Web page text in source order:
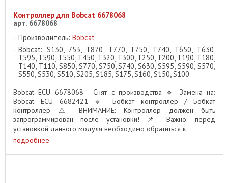
Контроллер для Bobcat 6678068
арт. 6678068
Производитель: Bobcat
Bobcat: S130, 753, T870, T770, T750, T740, T650, T630,
T595, T590, T550, T450, T320, T300, T250, T200, T190, T180,
T140, T110, S850, S770, S750, S740, S630, S595, S590, S570,
S550, S530, S510, S205, S185, S175, S160, S150, S100
Bobcat ECU 6678068 - Снят с производства 🔹 Замена на:
Bobcat ECU 6682421 🔹 Бобкэт контроллер / Бобкат
контроллер ⚠ ВНИМАНИЕ: Контроллер должен быть
запрограммирован после установки! 📌 Важно: перед
установкой данного модуля необходимо обратиться к ...
подробнее